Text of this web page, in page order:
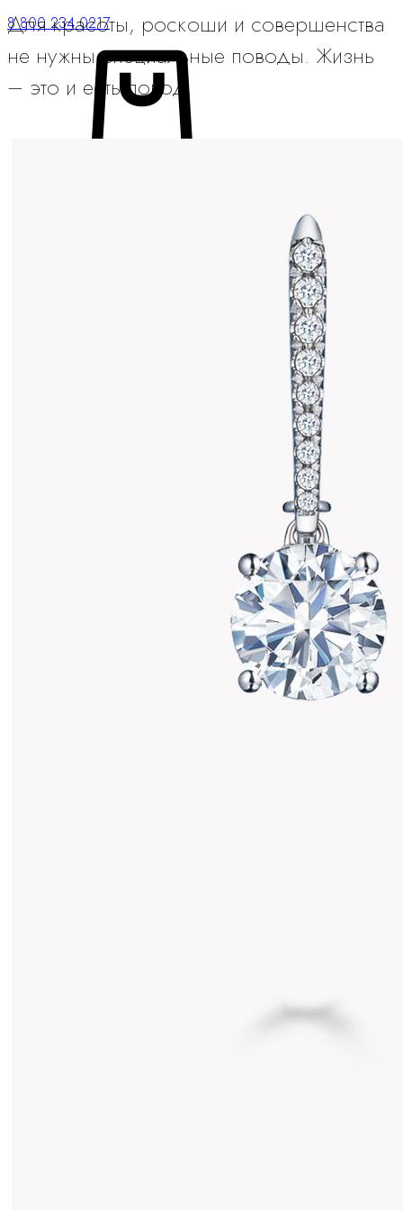
8 800 234 0217
Для красоты, роскоши и совершенства
не нужны специальные поводы. Жизнь
– это и есть повод.